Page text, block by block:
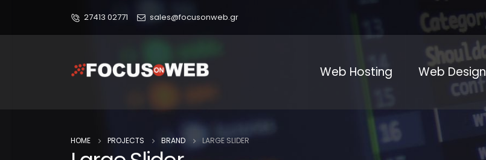
27413 02771 sales@focusonweb.gr
Web Hosting Web Design
HOME PROJECTS BRAND LARGE SLIDER